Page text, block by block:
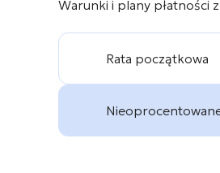
Warunki i plany płatności
Rata początkowa